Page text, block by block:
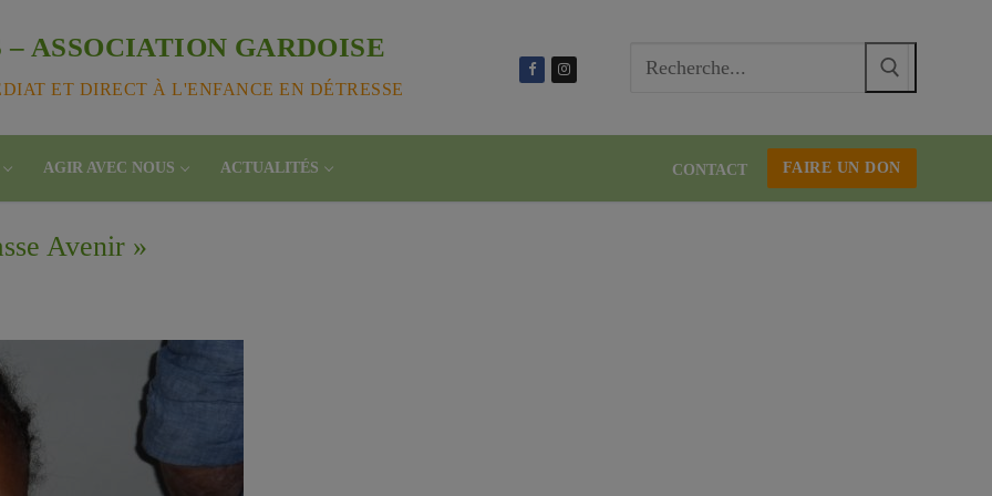
ASSOCIATION GARDOISE
ET DIRECT À L'ENFANCE EN DÉTRESSE
AGIR AVEC NOUS ACTUALITÉS CONTACT FAIRE UN DON
Avenir »